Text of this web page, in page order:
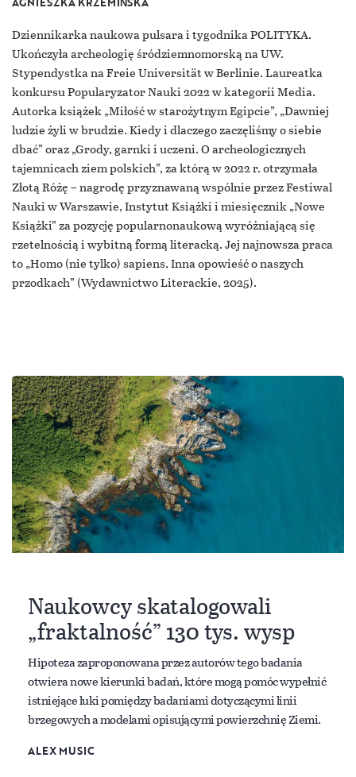
Dziennikarka naukowa pulsara i tygodnika POLITYKA.
Ukończyła archeologię śródziemnomorską na UW.
Stypendystka na Freie Universität w Berlinie. Laureatka
konkursu Popularyzator Nauki 2022 w kategorii Media.
Autorka książek „Miłość w starożytnym Egipcie”, „Dawniej
ludzie żyli w brudzie. Kiedy i dlaczego zaczęliśmy o siebie
dbać” oraz „Grody, garnki i uczeni. O archeologicznych
tajemnicach ziem polskich”, za którą w 2022 r. otrzymała
Złotą Różę – nagrodę przyznawaną wspólnie przez Festiwal
Nauki w Warszawie, Instytut Książki i miesięcznik „Nowe
Książki” za pozycję popularnonaukową wyróżniającą się
rzetelnością i wybitną formą literacką. Jej najnowsza praca
to „Homo (nie tylko) sapiens. Inna opowieść o naszych
przodkach” (Wydawnictwo Literackie, 2025).
Naukowcy skatalogowali
„fraktalność” 130 tys. wysp
Hipoteza zaproponowana przez autorów tego badania
otwiera nowe kierunki badań, które mogą pomóc wypełnić
istniejące luki pomiędzy badaniami dotyczącymi linii
brzegowych a modelami opisującymi powierzchnię Ziemi.
ALEX MUSIC